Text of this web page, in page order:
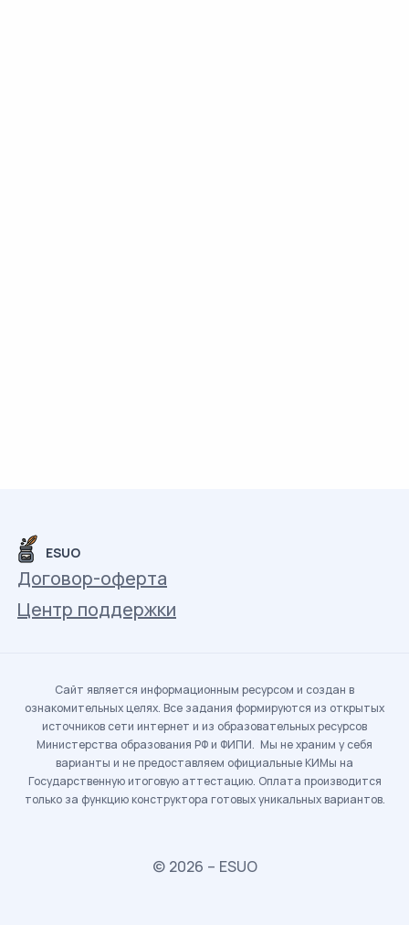
ESUO
Договор-оферта
Центр поддержки
Сайт является информационным ресурсом и создан в
ознакомительных целях. Все задания формируются из открытых
источников сети интернет и из образовательных ресурсов
Министерства образования РФ и ФИПИ. Мы не храним у себя
варианты и не предоставляем официальные КИМы на
Государственную итоговую аттестацию. Оплата производится
только за функцию конструктора готовых уникальных вариантов.
© 2026 – ESUO